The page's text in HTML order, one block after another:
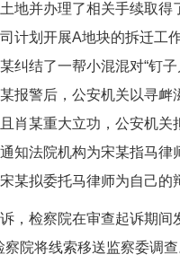
地并办理了相关手续取得
计划开展A地块的拆迁工
纠结了一帮小混混对“钉
报警后，公安机关以寻衅
肖某重大立功，公安机关
知法院机构为宋某指马律
某拟委托马律师为自己的
，检察院在审查起诉期间
院将线索移送监察委调查